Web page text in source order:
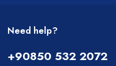
Need help?
+90850 532 2072